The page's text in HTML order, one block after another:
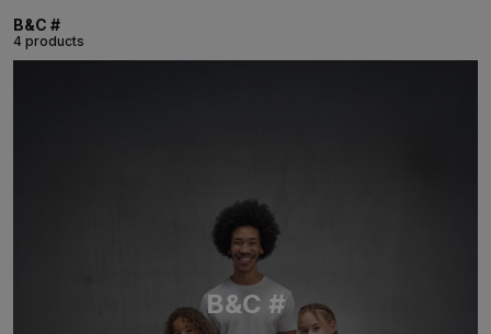
B&C #
4 products
B&C #